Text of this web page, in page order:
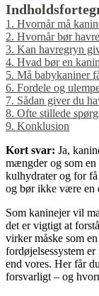
1. Hvornår må
2. Hvornår bør
3. Kan havregryn
4. Hvad bør en
5. Må babykaniner
6. Fordele og
7. Sådan giver du
8. Ofte stillede
9. Konklusion
Kort svar: Ja,
mængder og som
kulhydrater og for
og bør ikke være en
Som kaninejer vil
det er vigtigt at
virker måske som
fordøjelsessystem
end vores. Her får
forsvarligt – og